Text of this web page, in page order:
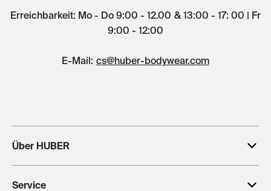
Erreichbarkeit: Mo - Do 9:00 - 12.00 & 13:00 - 17: 00 | Fr
9:00 - 12:00
E-Mail: cs@huber-bodywear.com
Über HUBER
Service